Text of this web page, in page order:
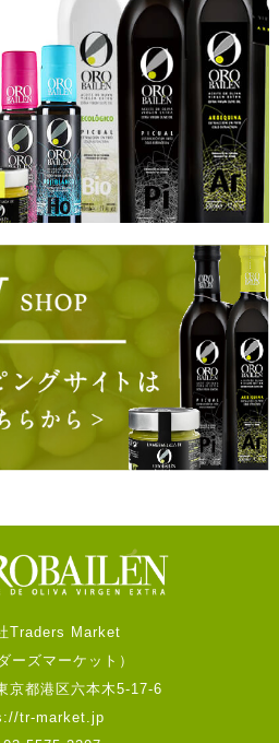
Traders Market
ーズマーケット）
京都港区六本木5-17-6
tr-market.jp